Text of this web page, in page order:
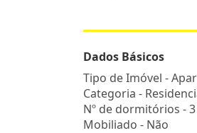
Dados Básicos
Tipo de Imóvel -
Categoria -
Nº de dormitórios -
Mobiliado - Não